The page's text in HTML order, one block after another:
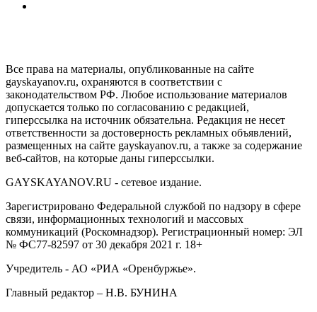
Все права на материалы, опубликованные на сайте
gayskayanov.ru, охраняются в соответствии с
законодательством РФ. Любое использование материалов
допускается только по согласованию с редакцией,
гиперссылка на источник обязательна. Редакция не несет
ответственности за достоверность рекламных объявлений,
размещенных на сайте gayskayanov.ru, а также за содержание
веб-сайтов, на которые даны гиперссылки.
GAYSKAYANOV.RU - сетевое издание.
Зарегистрировано Федеральной службой по надзору в сфере
связи, информационных технологий и массовых
коммуникаций (Роскомнадзор). Регистрационный номер: ЭЛ
№ ФС77-82597 от 30 декабря 2021 г. 18+
Учредитель - АО «РИА «Оренбуржье».
Главный редактор – Н.В. БУНИНА